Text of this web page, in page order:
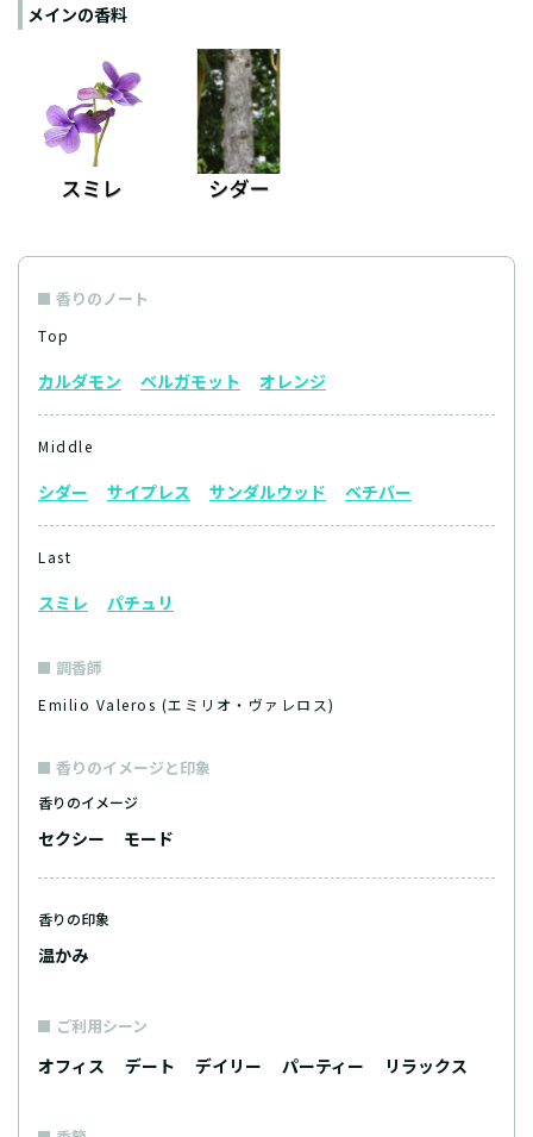
メインの香料
香りのノート
Top
カルダモン ベルガモット オレンジ
Middle
シダー サイプレス サンダルウッド ベチバー
Last
スミレ パチュリ
調香師
Emilio Valeros (エミリオ・ヴァレロス)
香りのイメージと印象
香りのイメージ
セクシー モード
香りの印象
温かみ
ご利用シーン
オフィス デート デイリー パーティー リラックス